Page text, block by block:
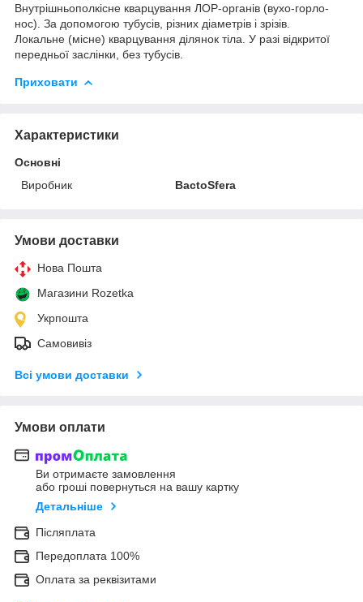
Внутрішньополкісне кварцування ЛОР-органів (вухо-горло-
нос). За допомогою тубусів, різних діаметрів і зрізів.
Локальне (місне) кварцування ділянок тіла. У разі відкритої
передньої заслінки, без тубусів.
Приховати
Характеристики
Основні
Виробник
BactoSfera
Умови доставки
Нова Пошта
Магазини Rozetka
Укрпошта
Самовивіз
Всі умови доставки
Умови оплати
Ви отримаєте замовлення
або гроші повернуться на вашу картку
Детальніше
Післяплата
Передоплата 100%
Оплата за реквізитами